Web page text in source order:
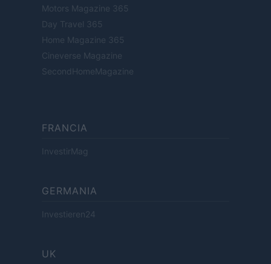
Motors Magazine 365
Day Travel 365
Home Magazine 365
Cineverse Magazine
SecondHomeMagazine
FRANCIA
InvestirMag
GERMANIA
Investieren24
UK